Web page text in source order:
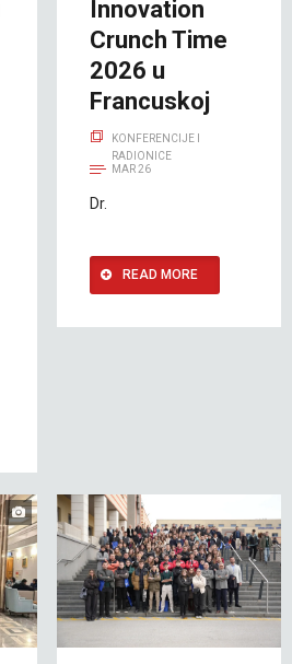
Innovation
Crunch Time
2026 u
Francuskoj
KONFERENCIJE I
RADIONICE
MAR 26
Dr.
READ MORE